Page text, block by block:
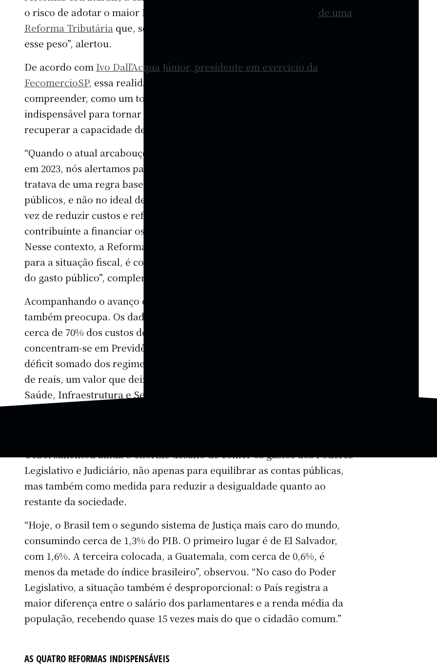
o risco de adotar o maior IVA do mundo — justamente em razão de uma
Reforma Tributária que, se mantida como está, deve ampliar ainda mais
esse peso”, alertou.
De acordo com Ivo Dall’Acqua Júnior, presidente em exercício da
FecomercioSP, essa realidade só mudará quando o Poder Público
compreender, como um todo, que a modernização do Estado é condição
indispensável para tornar qualquer ajuste fiscal sustentável e para
recuperar a capacidade de investimento do Brasil.
“Quando o atual arcabouço fiscal foi anunciado pelo governo federal,
em 2023, nós alertamos para a sua fragilidade. Advertimos que se
tratava de uma regra baseada no crescimento contínuo dos gastos
públicos, e não no ideal de um Estado mais eficiente. O Executivo, em
vez de reduzir custos e reformar estruturas ineficazes, tem convocado o
contribuinte a financiar os ajustes por meio do aumento de impostos.
Nesse contexto, a Reforma Administrativa, embora não seja a solução
para a situação fiscal, é condição essencial para melhorar a qualidade
do gasto público”, complementou.
Acompanhando o avanço das despesas públicas, a conta previdenciária
também preocupa. Os dados apresentados por Uebel mostram que
cerca de 70% dos custos do governo federal por área de atuação
concentram-se em Previdência e Assistência Social. No ano passado, o
déficit somado dos regimes próprio e geral chegou a quase meio trilhão
de reais, um valor que deixou de ser destinado a áreas como Educação,
Saúde, Infraestrutura e Segurança, destacou o ex-secretário.
Uebel salientou ainda o enorme desafio de conter os gastos dos Poderes
Legislativo e Judiciário, não apenas para equilibrar as contas públicas,
mas também como medida para reduzir a desigualdade quanto ao
restante da sociedade.
“Hoje, o Brasil tem o segundo sistema de Justiça mais caro do mundo,
consumindo cerca de 1,3% do PIB. O primeiro lugar é de El Salvador,
com 1,6%. A terceira colocada, a Guatemala, com cerca de 0,6%, é
menos da metade do índice brasileiro”, observou. “No caso do Poder
Legislativo, a situação também é desproporcional: o País registra a
maior diferença entre o salário dos parlamentares e a renda média da
população, recebendo quase 15 vezes mais do que o cidadão comum.”
AS QUATRO REFORMAS INDISPENSÁVEIS